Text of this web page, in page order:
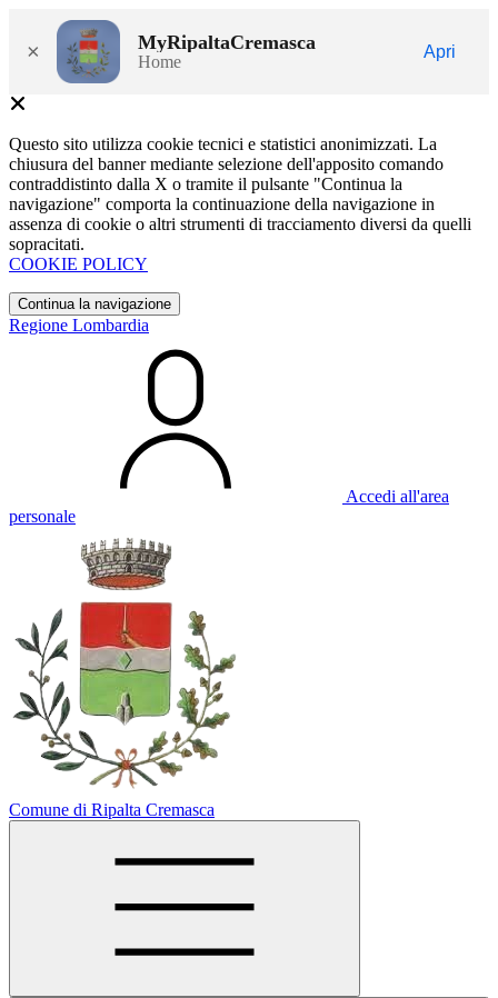
× MyRipaltaCremasca
Home
Apri
Questo sito utilizza cookie tecnici e statistici anonimizzati. La
chiusura del banner mediante selezione dell'apposito comando
contraddistinto dalla X o tramite il pulsante "Continua la
navigazione" comporta la continuazione della navigazione in
assenza di cookie o altri strumenti di tracciamento diversi da quelli
sopracitati.
COOKIE POLICY
Continua la navigazione
Regione Lombardia
Accedi all'area
personale
Comune di Ripalta Cremasca